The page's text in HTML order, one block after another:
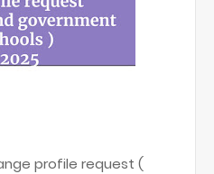
profile request (